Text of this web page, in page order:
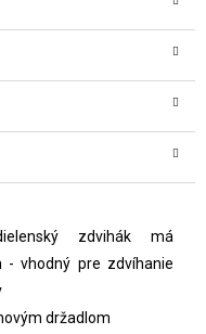
zdvihák má
vhodný pre zdvíhanie
držadlom